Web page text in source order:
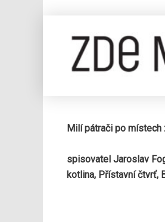
Milí pátrači po místech
spisovatel Jaroslav
kotlina, Přístavní čtvrť,